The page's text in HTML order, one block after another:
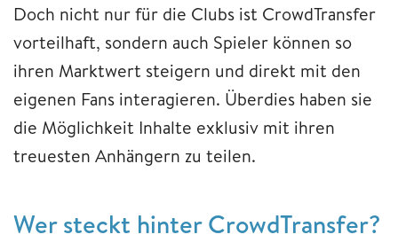
Doch nicht nur für die Clubs ist CrowdTransfer
vorteilhaft, sondern auch Spieler können so
ihren Marktwert steigern und direkt mit den
eigenen Fans interagieren. Überdies haben sie
die Möglichkeit Inhalte exklusiv mit ihren
treuesten Anhängern zu teilen.
Wer steckt hinter CrowdTransfer?